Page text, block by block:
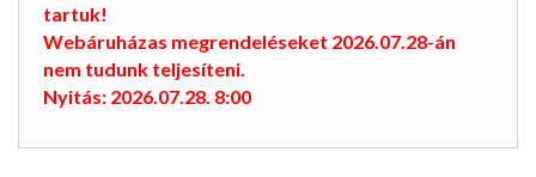
tartuk!
Webáruházas megrendeléseket 2026.07.28-án
nem tudunk teljesíteni.
Nyitás: 2026.07.28. 8:00